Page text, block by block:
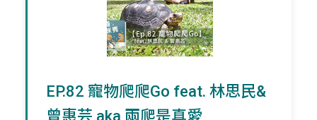
EP.82 寵物爬爬Go feat. 林思民&
曾惠芸 aka 兩爬是真愛